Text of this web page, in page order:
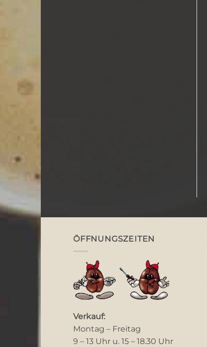
550 Kaffeevollautomat
ÖFFNUNGSZEITEN
Verkauf:
Montag – Freitag
9 – 13 Uhr u. 15 – 18.30 Uhr